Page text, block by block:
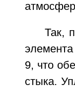
Так,
9, что
стыка.